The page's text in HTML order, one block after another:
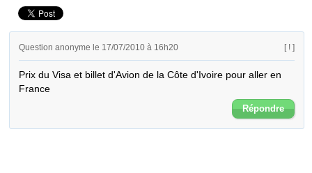
Question anonyme le 17/07/2010 à 16h20 [ ! ]
Prix du Visa et billet d'Avion de la Côte d'Ivoire pour aller en
France
Répondre